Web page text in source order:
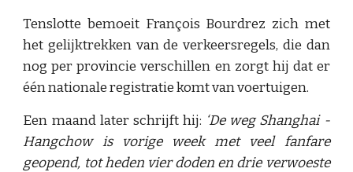
Tenslotte bemoeit François Bourdrez zich met
het gelijktrekken van de verkeersregels, die dan
nog per provincie verschillen en zorgt hij dat er
één nationale registratie komt van voertuigen.
Een maand later schrijft hij: ‘De weg Shanghai -
Hangchow is vorige week met veel fanfare
geopend, tot heden vier doden en drie verwoeste